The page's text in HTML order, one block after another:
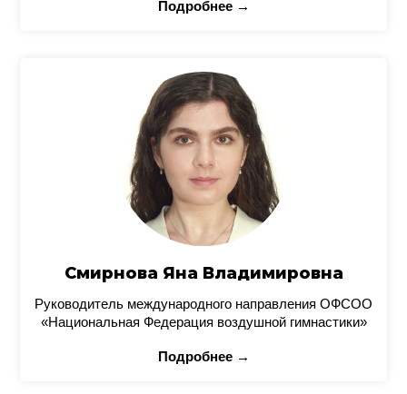
Подробнее →
Смирнова Яна Владимировна
Руководитель международного направления ОФСОО
«Национальная Федерация воздушной гимнастики»
Подробнее →